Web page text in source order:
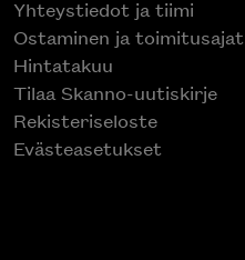
Yhteystiedot ja tiimi
Ostaminen ja toimitusajat
Hintatakuu
Tilaa Skanno-uutiskirje
Rekisteriseloste
Evästeasetukset